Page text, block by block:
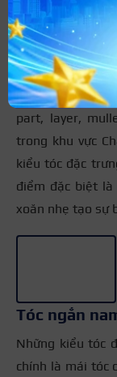
Kiểu tóc
Bên cạnh các
part, layer,
trong khu vực
kiểu tóc đặc
điểm đặc biệt
xoăn nhẹ tạo sự
Tóc ngắn
Những kiểu tóc
chính là mái tóc